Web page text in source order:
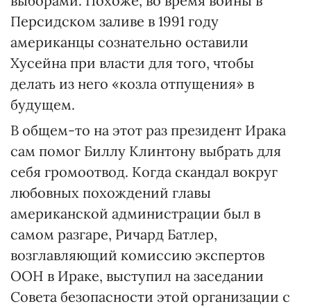
Персидском заливе в 1991 году
американцы сознательно оставили
Хусейна при власти для того, чтобы
делать из него «козла отпущения» в
будущем.
В общем-то на этот раз президент Ирака
сам помог Биллу Клинтону выбрать для
себя громоотвод. Когда скандал вокруг
любовных похождений главы
американской администрации был в
самом разгаре, Ричард Батлер,
возглавляющий комиссию экспертов
ООН в Ираке, выступил на заседании
Совета безопасности этой организации с